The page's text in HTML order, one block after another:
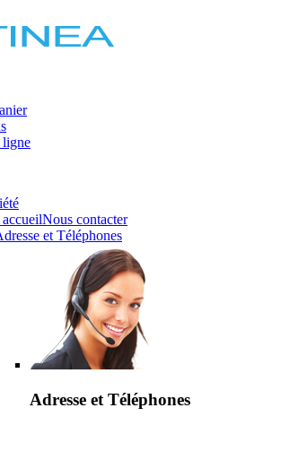
ligne
Nous contacter
et Téléphones
Adresse et Téléphones